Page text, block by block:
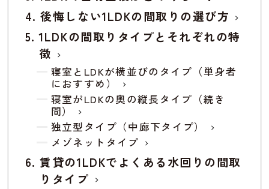
後悔しない1LDKの間取りの選び方
1LDKの間取りタイプとそれぞれの特
徴
寝室とLDKが横並びのタイプ（単身者
におすすめ）
寝室がLDKの奥の縦長タイプ（続き
間）
独立型タイプ（中廊下タイプ）
メゾネットタイプ
賃貸の1LDKでよくある水回りの間取
りタイプ